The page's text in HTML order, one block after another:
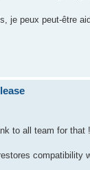
je peux peut-être
to all team for
compatibility